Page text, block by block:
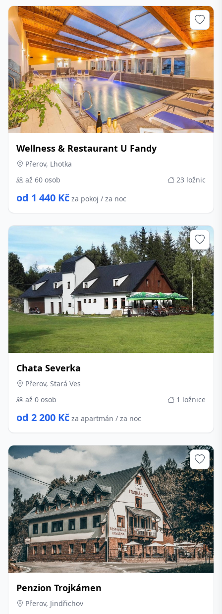
Wellness & Restaurant U Fandy
Přerov, Lhotka
až 60 osob
23 ložnic
od 1 440 Kč za pokoj / za noc
Chata Severka
Přerov, Stará Ves
až 0 osob
1 ložnice
od 2 200 Kč za apartmán / za noc
Penzion Trojkámen
Přerov, Jindřichov